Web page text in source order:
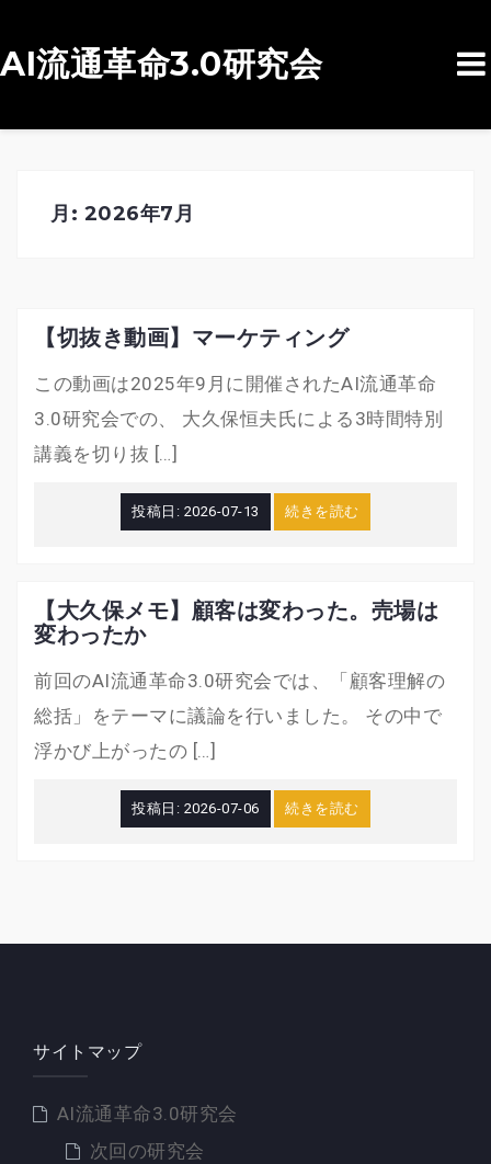
コ
AI流通革命3.0研究会
月: 2026年7月
【切抜き動画】マーケティング
この動画は2025年9月に開催されたAI流通革命
3.0研究会での、 大久保恒夫氏による3時間特別
講義を切り抜 […]
投稿日: 2026-07-13 続きを読む
【大久保メモ】顧客は変わった。売場は
変わったか
前回のAI流通革命3.0研究会では、「顧客理解の
総括」をテーマに議論を行いました。 その中で
浮かび上がったの […]
投稿日: 2026-07-06 続きを読む
サイトマップ
AI流通革命3.0研究会
次回の研究会